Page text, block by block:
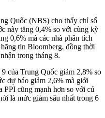
Quốc (NBS) cho thấy chỉ số
này tăng 0,4% so với cùng kỳ
0,6% mà các nhà phân tích
tin Bloomberg, đồng thời
trong tháng 8.
của Trung Quốc giảm 2,8% so
dự báo giảm 2,6% mà giới
PPI cũng mạnh hơn so với cú
là mức giảm sâu nhất trong 6